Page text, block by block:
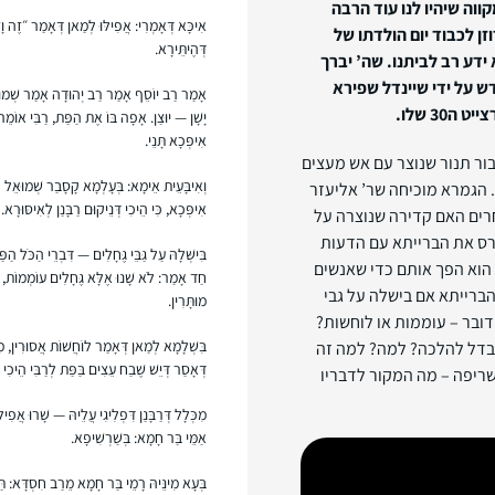
שיהיו לנו עוד הרבה
לכבוד יום הולדתו של
ידע רבלביתנו. שה’ יברך
על ידי שיינדל שפירא
שלו.
תנור שנוצר עם אש מעצים
הגמרא מוכיחה שר’ אליעזר
האם קדירה שנוצרה על
את הברייתא עם הדעות
הפך אותם כדי שאנשים
אם בישלה על גבי
– עוממות או לוחשות?
להלכה? למה? למה זה
– מה המקור לדבריו
אִיכָּא דְּאָמְרִי: אֲפִילּוּ לְמַאן דְּאָמַר ״זֶה
דְּהֶיתֵּירָא.
אָמַר רַב יוֹסֵף אָמַר רַב יְהוּדָה אָמַר
יָשָׁן — יוּצַן. אָפָה בּוֹ אֶת הַפַּת, רַבִּי
אִיפְּכָא תָּנֵי.
וְאִיבָּעֵית אֵימָא: בְּעָלְמָא קָסָבַר שְׁמוּאֵל
אִיפְּכָא, כִּי הֵיכִי דְּנֵיקוּם רַבָּנַן לְאִיסּוּרָא.
בִּישְּׁלָהּ עַל גַּבֵּי גֶּחָלִים — דִּבְרֵי הַכֹּל
חַד אָמַר: לֹא שָׁנוּ אֶלָּא גֶּחָלִים עוֹמְמוֹת,
מוּתָּרִין.
בִּשְׁלָמָא לְמַאן דְּאָמַר לוֹחֲשׁוֹת
דְּאָסַר דְּיֵשׁ שֶׁבַח עֵצִים בַּפַּת לְרַבִּי
מִכְּלָל דְּרַבָּנַן דִּפְלִיגִי עֲלֵיהּ — שָׁרוּ
אַמֵּי בַּר חָמָא: בְּשַׁרְשִׁיפָא.
בְּעָא מִינֵּיהּ רָמֵי בַּר חָמָא מֵרַב חִסְדָּא: